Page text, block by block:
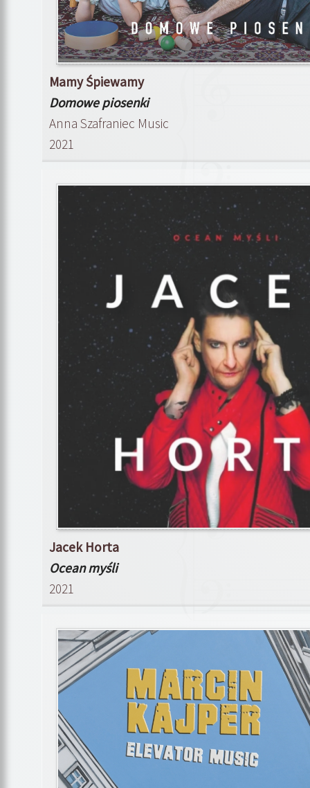
Mamy Śpiewamy
Domowe piosenki
Anna Szafraniec Music
2021
Jacek Horta
Ocean myśli
2021